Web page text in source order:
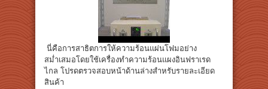
นี่คือการสาธิตการให้ความร้อนแผ่นโฟมอย่าง
สม่ำเสมอโดยใช้เครื่องทำความร้อนแผงอินฟราเรด
ไกล โปรดตรวจสอบหน้าด้านล่างสำหรับรายละเอียด
สินค้า